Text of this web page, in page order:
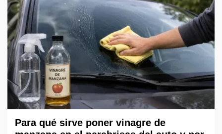
Para qué sirve poner vinagre de